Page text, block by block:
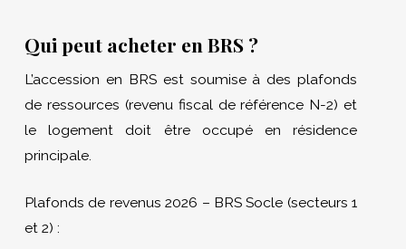
Qui peut acheter en BRS ?
L’accession en BRS est soumise à des plafonds
de ressources (revenu fiscal de référence N-2) et
le logement doit être occupé en résidence
principale.
Plafonds de revenus 2026 – BRS Socle (secteurs 1
et 2) :